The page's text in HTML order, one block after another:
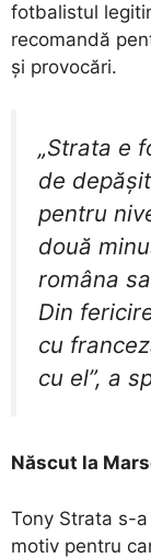
fotbalistul
recomandă
și provocări.
„Strata e
de
pentru
două
româna
Din
cu
cu el”, a
Născut la
Tony Strata s-
motiv pentru